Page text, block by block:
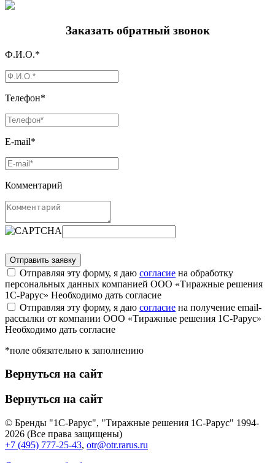
Заказать обратный звонок
Ф.И.О.*
Телефон*
E-mail*
Комментарий
Отправляя эту форму, я даю согласие на обработку
персональных данных компанией ООО «Тиражные решения
1С-Рарус» Необходимо дать согласие
Отправляя эту форму, я даю согласие на получение email-
рассылки от компании ООО «Тиражные решения 1С-Рарус»
Необходимо дать согласие
*поле обязательно к заполнению
Вернуться на сайт
Вернуться на сайт
© Бренды "1С-Рарус", "Тиражные решения 1С-Рарус" 1994-
2026 (Все права защищены)
+7 (495) 777-25-43, otr@otr.rarus.ru